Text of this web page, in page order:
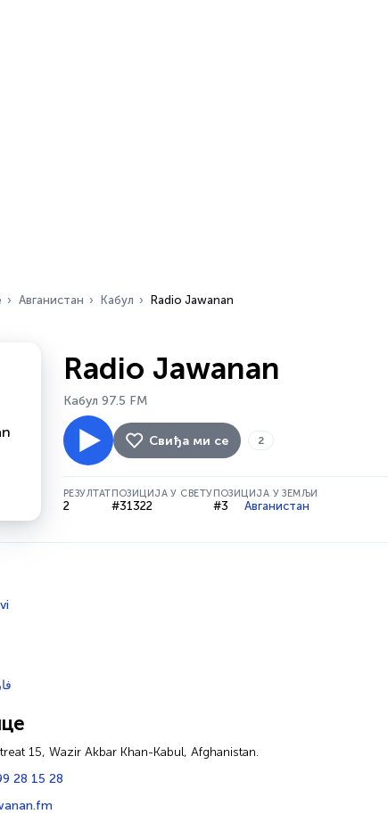
Авганистан Кабул Radio Jawanan
Radio Jawanan
Кабул 97.5 FM
Свиђа ми се 2
РЕЗУЛТАТ
2
ПОЗИЦИЈА У СВЕТУ
#31322
ПОЗИЦИЈА У ЗЕМЉИ
#3 Авганистан
15, Wazir Akbar Khan-Kabul, Afghanistan.
28 15 28